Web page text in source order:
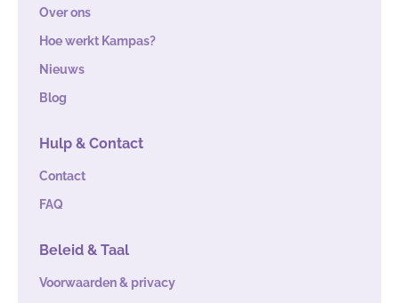
Over ons
Hoe werkt Kampas?
Nieuws
Blog
Hulp & Contact
Contact
FAQ
Beleid & Taal
Voorwaarden & privacy